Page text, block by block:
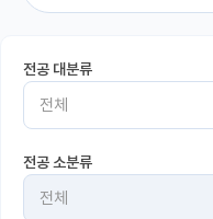
연구실&오픈랩
커뮤니티
커리어
유학교육
전공 대분류
전체
전공 소분류
전체